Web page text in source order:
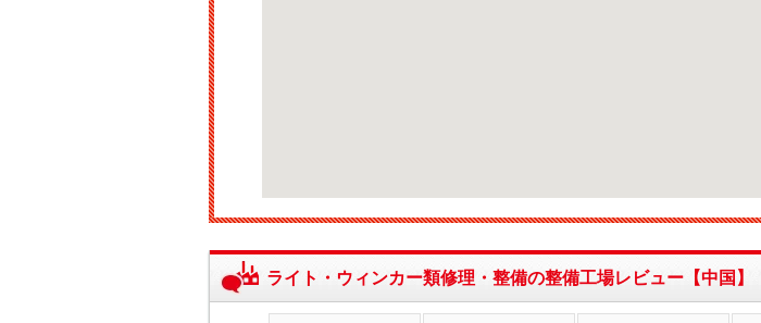
ライト・ウィンカー類修理・整備の整備工場レビュー【中国】